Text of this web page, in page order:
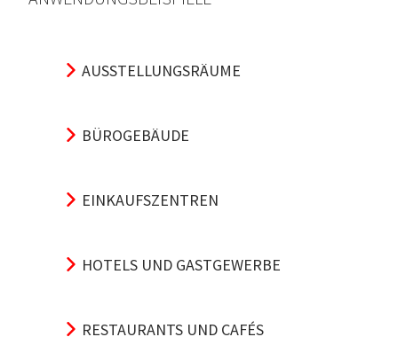
AUSSTELLUNGSRÄUME
BÜROGEBÄUDE
EINKAUFSZENTREN
HOTELS UND GASTGEWERBE
RESTAURANTS UND CAFÉS